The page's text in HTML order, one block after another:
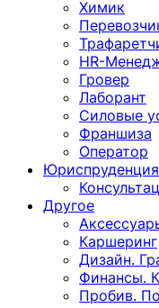
Химик
HR-
Гровер
Лаборант
Силовые
Франшиза
Оператор
Юриспруденция
Другoе
Каршеринг
Дизайн.
Финансы.
Пробив.